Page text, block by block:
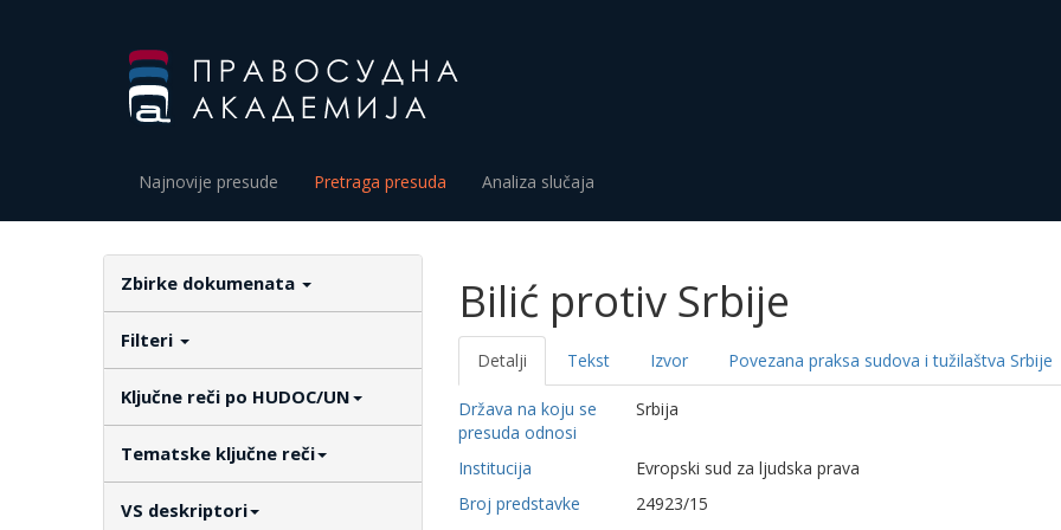
Najnovije presude Pretraga presuda Analiza slučaja
Zbirke dokumenata
Filteri
Ključne reči po HUDOC/UN
Tematske ključne reči
VS deskriptori
Bilić protiv Srbije
Detalji Tekst Izvor Povezana praksa sudova i tužilaštva Srbije
Država na koju se
presuda odnosi
Srbija
Institucija
Evropski sud za ljudska prava
Broj predstavke
24923/15